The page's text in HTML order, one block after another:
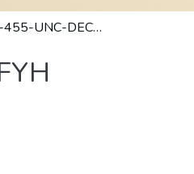
RD-2025-455-UNC-DEC#FFYH